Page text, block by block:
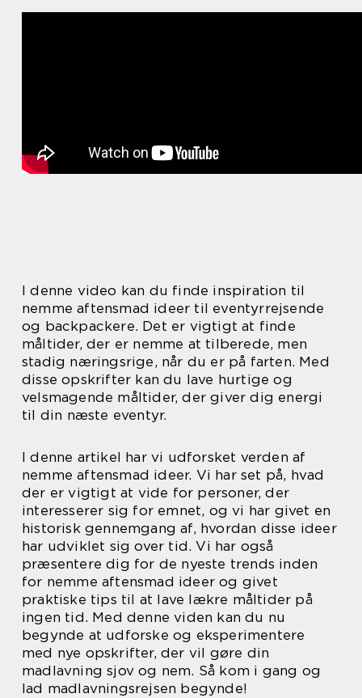
I denne video kan du finde inspiration til
nemme aftensmad ideer til eventyrrejsende
og backpackere. Det er vigtigt at finde
måltider, der er nemme at tilberede, men
stadig næringsrige, når du er på farten. Med
disse opskrifter kan du lave hurtige og
velsmagende måltider, der giver dig energi
til din næste eventyr.
I denne artikel har vi udforsket verden af
nemme aftensmad ideer. Vi har set på, hvad
der er vigtigt at vide for personer, der
interesserer sig for emnet, og vi har givet en
historisk gennemgang af, hvordan disse ideer
har udviklet sig over tid. Vi har også
præsentere dig for de nyeste trends inden
for nemme aftensmad ideer og givet
praktiske tips til at lave lækre måltider på
ingen tid. Med denne viden kan du nu
begynde at udforske og eksperimentere
med nye opskrifter, der vil gøre din
madlavning sjov og nem. Så kom i gang og
lad madlavningsrejsen begynde!